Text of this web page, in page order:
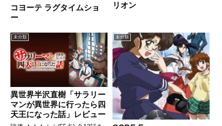
コヨーテ ラグタイムショ
ー
リオン
未分類
異世界半沢直樹「サラリー
マンが異世界に行ったら四
天王になった話」レビュー
未分類